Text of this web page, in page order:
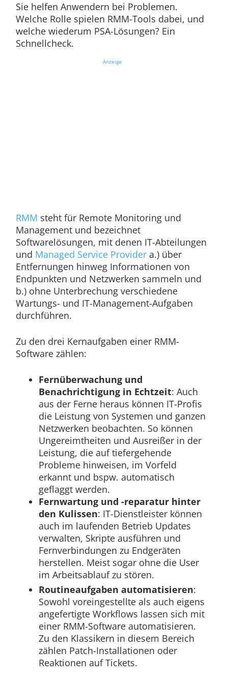
Sie helfen Anwendern bei Problemen.
Welche Rolle spielen RMM-Tools dabei, und
welche wiederum PSA-Lösungen? Ein
Schnellcheck.
Anzeige
RMM steht für Remote Monitoring und
Management und bezeichnet
Softwarelösungen, mit denen IT-Abteilungen
und Managed Service Providera.) über
Entfernungen hinweg Informationen von
Endpunkten und Netzwerken sammeln und
b.) ohne Unterbrechung verschiedene
Wartungs- und IT-Management-Aufgaben
durchführen.
Zu den drei Kernaufgaben einer RMM-
Software zählen:
Fernüberwachung und
Benachrichtigung in Echtzeit: Auch
aus der Ferne heraus können IT-Profis
die Leistung von Systemen und ganzen
Netzwerken beobachten. So können
Ungereimtheiten und Ausreißer in der
Leistung, die auf tiefergehende
Probleme hinweisen, im Vorfeld
erkannt und bspw. automatisch
geflaggt werden.
Fernwartung und -reparatur hinter
den Kulissen: IT-Dienstleister können
auch im laufenden Betrieb Updates
verwalten, Skripte ausführen und
Fernverbindungen zu Endgeräten
herstellen. Meist sogar ohne die User
im Arbeitsablauf zu stören.
Routineaufgaben automatisieren:
Sowohl voreingestellte als auch eigens
angefertigte Workflows lassen sich mit
einer RMM-Software automatisieren.
Zu den Klassikern in diesem Bereich
zählen Patch-Installationen oder
Reaktionen auf Tickets.